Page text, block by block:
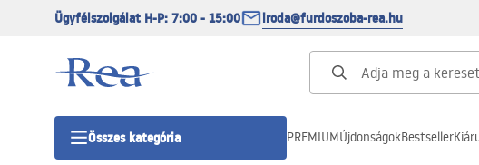
Ügyfélszolgálat H-P: 7:00 - 15:00 iroda@furdoszoba-rea.hu
Összes kategória PREMIUMÚjdonságokBestseller